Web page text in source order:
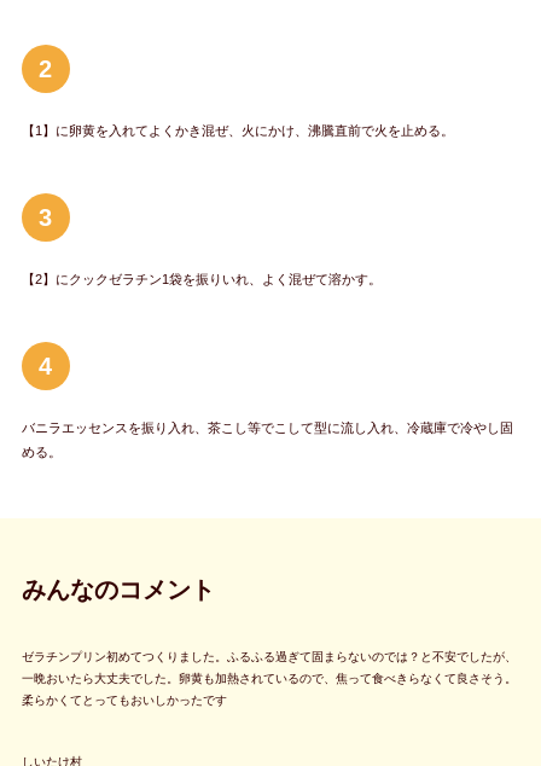
2
【1】に卵黄を入れてよくかき混ぜ、火にかけ、沸騰直前で火を止める。
3
【2】にクックゼラチン1袋を振りいれ、よく混ぜて溶かす。
4
バニラエッセンスを振り入れ、茶こし等でこして型に流し入れ、冷蔵庫で冷やし固
める。
みんなのコメント
ゼラチンプリン初めてつくりました。ふるふる過ぎて固まらないのでは？と不安でしたが、
一晩おいたら大丈夫でした。卵黄も加熱されているので、焦って食べきらなくて良さそう。
柔らかくてとってもおいしかったです
しいたけ村